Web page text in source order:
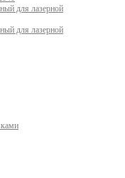
для лазерной
для лазерной